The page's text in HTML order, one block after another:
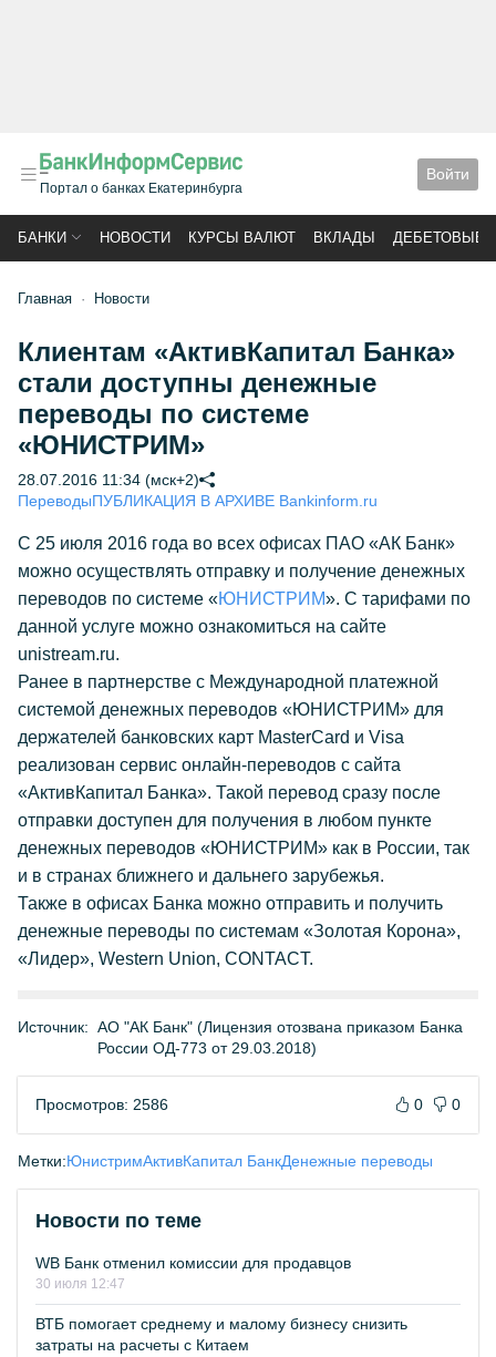
Портал о банках Екатеринбурга
Войти
БАНКИ НОВОСТИ КУРСЫ ВАЛЮТ ВКЛАДЫ ДЕБЕТОВЫЕ
Главная Новости
Клиентам «АктивКапитал Банка»
стали доступны денежные
переводы по системе
«ЮНИСТРИМ»
28.07.2016 11:34 (мск+2)
ПереводыПУБЛИКАЦИЯ В АРХИВЕ Bankinform.ru
С 25 июля 2016 года во всех офисах ПАО «АК Банк»
можно осуществлять отправку и получение денежных
переводов по системе «ЮНИСТРИМ». С тарифами по
данной услуге можно ознакомиться на сайте
unistream.ru.
Ранее в партнерстве с Международной платежной
системой денежных переводов «ЮНИСТРИМ» для
держателей банковских карт MasterCard и Visa
реализован сервис онлайн-переводов с сайта
«АктивКапитал Банка». Такой перевод сразу после
отправки доступен для получения в любом пункте
денежных переводов «ЮНИСТРИМ» как в России, так
и в странах ближнего и дальнего зарубежья.
Также в офисах Банка можно отправить и получить
денежные переводы по системам «Золотая Корона»,
«Лидер», Western Union, CONTACT.
Источник: АО "АК Банк" (Лицензия отозвана приказом Банка
России ОД-773 от 29.03.2018)
Просмотров: 2586 0 0
Метки:ЮнистримАктивКапитал БанкДенежные переводы
Новости по теме
WB Банк отменил комиссии для продавцов
30 июля 12:47
ВТБ помогает среднему и малому бизнесу снизить
затраты на расчеты с Китаем